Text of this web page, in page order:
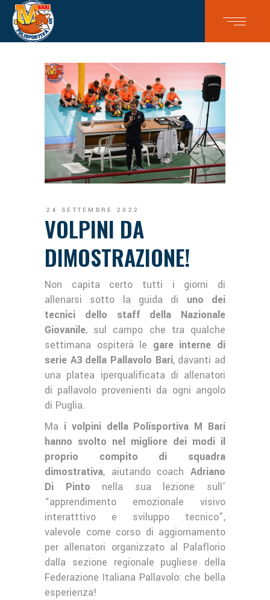
24 SETTEMBRE 2022
VOLPINI DA
DIMOSTRAZIONE!
Non capita certo tutti i giorni di
allenarsi sotto la guida di uno dei
tecnici dello staff della Nazionale
Giovanile, sul campo che tra qualche
settimana ospiterà le gare interne di
serie A3 della Pallavolo Bari, davanti ad
una platea iperqualificata di allenatori
di pallavolo provenienti da ogni angolo
di Puglia.
Ma i volpini della Polisportiva M Bari
hanno svolto nel migliore dei modi il
proprio compito di squadra
dimostrativa, aiutando coach Adriano
Di Pinto nella sua lezione sull’
“apprendimento emozionale visivo
interatttivo e sviluppo tecnico”,
valevole come corso di aggiornamento
per allenatori organizzato al Palaflorio
dalla sezione regionale pugliese della
Federazione Italiana Pallavolo: che bella
esperienza!